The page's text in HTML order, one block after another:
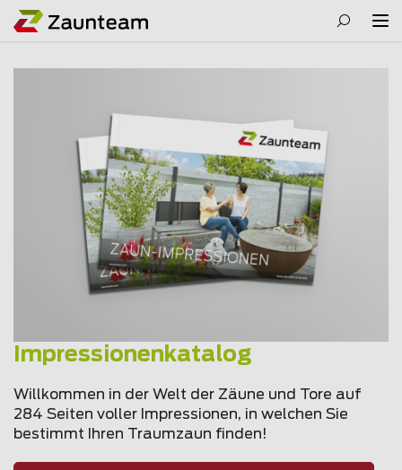
Impressionenkatalog
Willkommen in der Welt der Zäune und Tore auf
284 Seiten voller Impressionen, in welchen Sie
bestimmt Ihren Traumzaun finden!